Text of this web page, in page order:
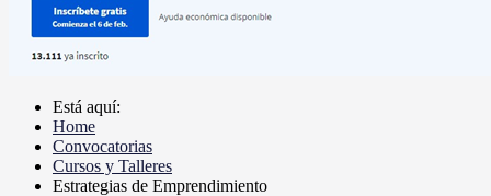
Está aquí:
Home
Convocatorias
Cursos y Talleres
Estrategias de Emprendimiento